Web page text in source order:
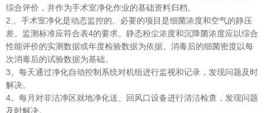
综合评价，并作为手术室净化作业的基础资料归档。
2.。手术室净化是动态监控的。必要的项目是细菌浓度和空气的静压
差。监测标准应符合表4的要求。静态粉尘浓度和沉降菌浓度应以综合
性能评价的实测数据或年度检验数据为依据。消毒后的细菌密度以每
次消毒后的试验数据为基础。
3。每天通过净化自动控制系统对机组进行监视和记录，发现问题及时
解决。
4。每月对非洁净区就地净化送、回风口设备进行清洁检查，发现问题
及时解决。